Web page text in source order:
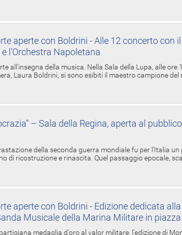
aperte con Boldrini - Alle 12 concerto con
l’Orchestra Napoletana
all'insegna della musica. Nella Sala della Lupa, alle ore
Laura Boldrini, si sono esibiti il maestro campione del
– Sala della Regina, aperta al
della seconda guerra mondiale fu per l'Italia
di ricostruzione e rinascita. Quel passaggio epocale,
aperte con Boldrini - Edizione dedicata
Musicale della Marina Militare in
medaglia d'oro al valor militare, l'edizione di